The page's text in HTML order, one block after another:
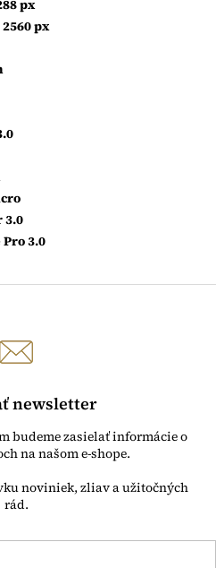
px
2560 px
3.0
3.0
newsletter
budeme zasielať informácie o
na našom e-shope.